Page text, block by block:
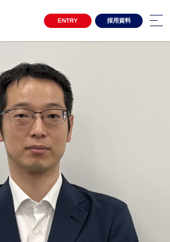
ENTRY 採用資料
スエフネット
プロジェクトストーリー
リー01
リー02
スペシャルコンテンツ
しく働き続ける
ナイ社員×上司
タビュー